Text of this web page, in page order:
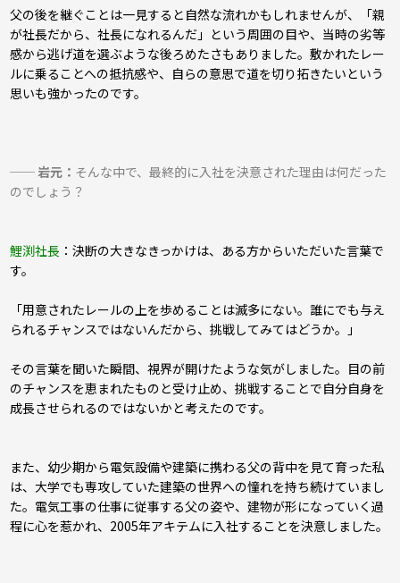
父の後を継ぐことは一見すると自然な流れかもしれませんが、「親
が社長だから、社長になれるんだ」という周囲の目や、当時の劣等
感から逃げ道を選ぶような後ろめたさもありました。敷かれたレー
ルに乗ることへの抵抗感や、自らの意思で道を切り拓きたいという
思いも強かったのです。
── 岩元： そんな中で、最終的に入社を決意された理由は何だった
のでしょう？
鯉渕社長 ：決断の大きなきっかけは、ある方からいただいた言葉で
す。
「用意されたレールの上を歩めることは滅多にない。誰にでも与え
られるチャンスではないんだから、挑戦してみてはどうか。」
その言葉を聞いた瞬間、視界が開けたような気がしました。目の前
のチャンスを恵まれたものと受け止め、挑戦することで自分自身を
成長させられるのではないかと考えたのです。
また、幼少期から電気設備や建築に携わる父の背中を見て育った私
は、大学でも専攻していた建築の世界への憧れを持ち続けていまし
た。電気工事の仕事に従事する父の姿や、建物が形になっていく過
程に心を惹かれ、2005年アキテムに入社することを決意しました。